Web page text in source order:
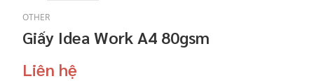
OTHER
Giấy Idea Work A4 80gsm
Liên hệ